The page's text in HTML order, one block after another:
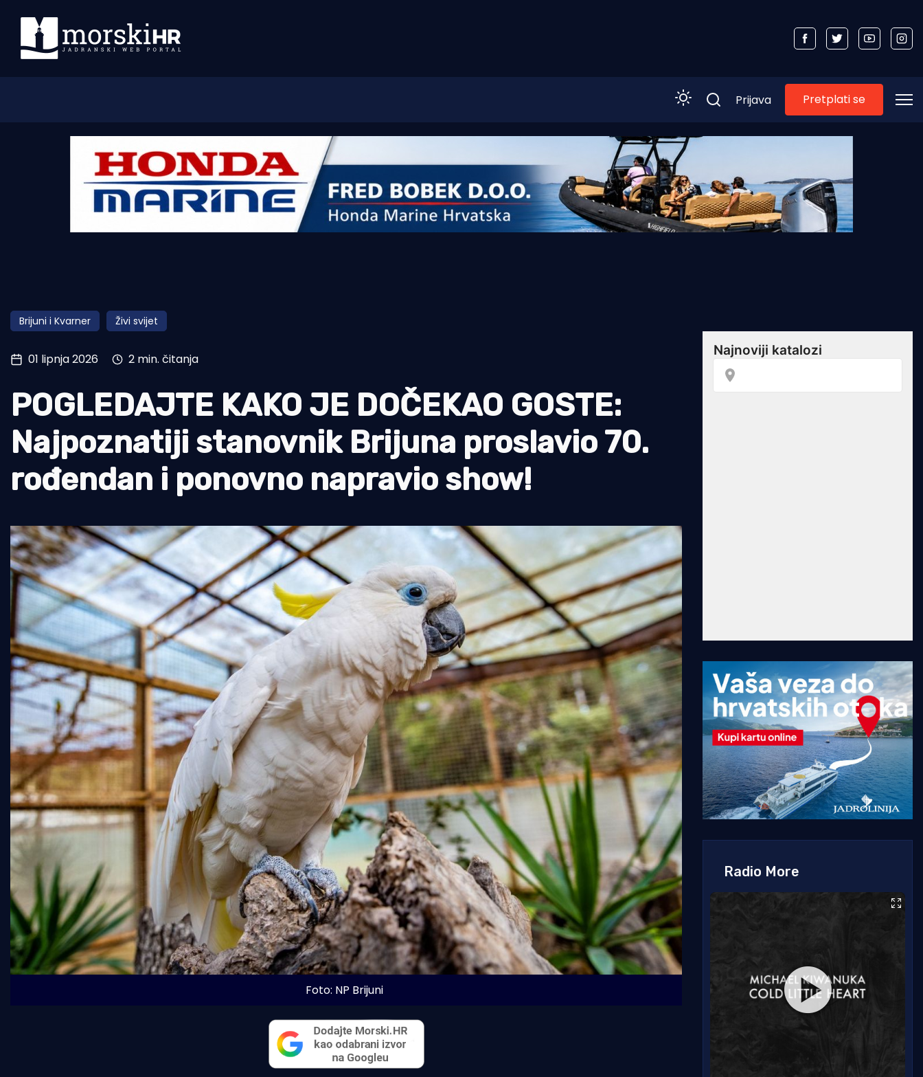
Morski plus
Pomorstvo
Ribolov
Tradicija i kultura
Prijava Pretplati se
Brijuni i Kvarner Živi svijet
01 lipnja 2026 2 min. čitanja
POGLEDAJTE KAKO JE DOČEKAO GOSTE:
Najpoznatiji stanovnik Brijuna proslavio 70.
rođendan i ponovno napravio show!
Foto: NP Brijuni
Radio More